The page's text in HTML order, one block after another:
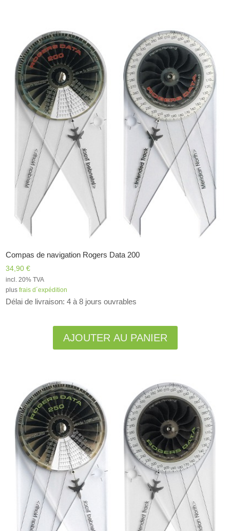
Compas de navigation Rogers Data 200
34,90€
incl. 20% TVA
plusfrais d´expédition
Délai de livraison: 4 à 8 jours ouvrables
AJOUTER AU PANIER